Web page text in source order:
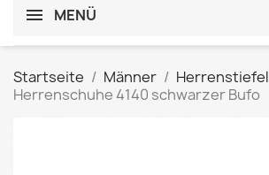
MENÜ
Startseite Männer
Herrenstiefel
Herrenschuhe 4140 schwarzer Bufo